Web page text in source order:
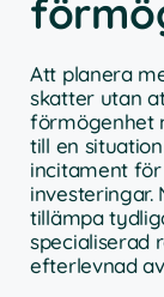
Att planera
skatter utan
förmögenhet
till en
incitament
investeringar.
tillämpa
specialiserad
efterlevnad